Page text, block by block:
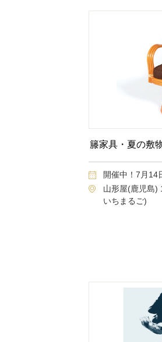
籐家具・夏の敷
開催中！7月14
山形屋(鹿児島)
いちまるご)